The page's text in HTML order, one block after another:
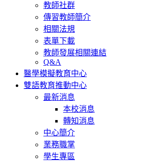
教師社群
傳習教師簡介
相關法規
表單下載
教師發展相關連結
Q&A
醫學模擬教育中心
雙語教育推動中心
最新消息
本校消息
轉知消息
中心簡介
業務職掌
學生專區